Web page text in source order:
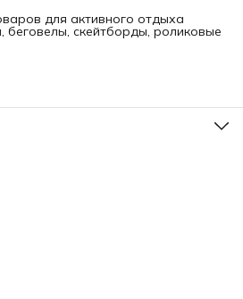
для активного отдыха
беговелы, скейтборды, роликовые